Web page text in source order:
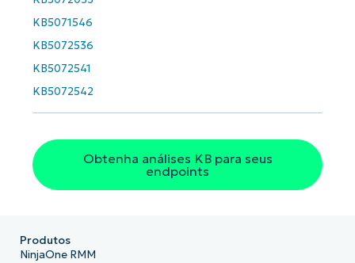
KB5071546
KB5072536
KB5072541
KB5072542
Obtenha análises KB para seus
endpoints
number*
País
Company
Produtos
NinjaOne RMM